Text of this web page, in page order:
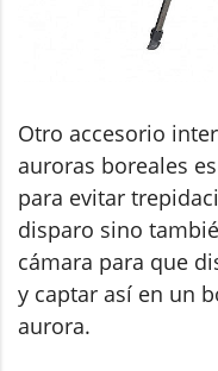
Otro accesorio
auroras boreales
para evitar
disparo sino
cámara para que
y captar así en un
aurora.